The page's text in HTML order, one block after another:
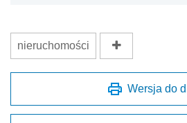
nieruchomości
Wersja do